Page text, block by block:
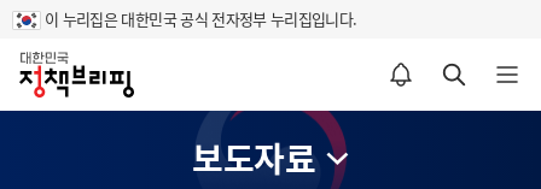
이 누리집은 대한민국 공식 전자정부 누리집입니다.
홈
알림설정 바로가기 검색 바로가기 메뉴 열기
보도자료